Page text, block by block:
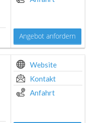
Angebot anfordern
Website
Kontakt
Anfahrt